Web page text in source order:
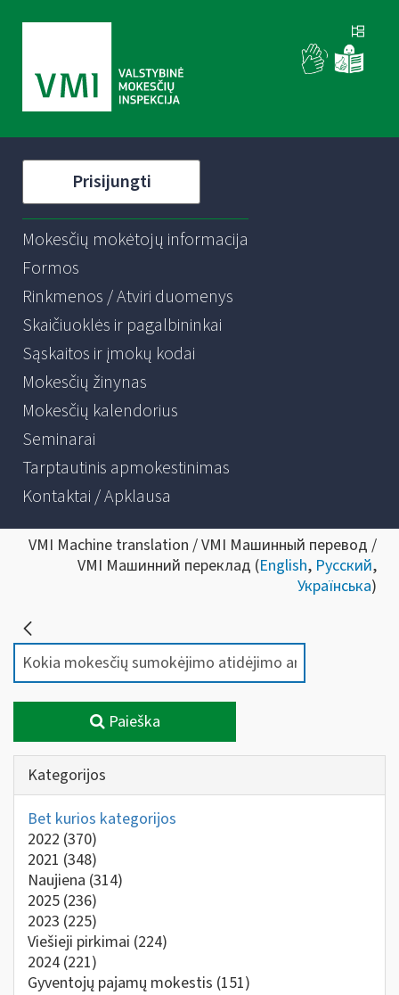
Prisijungti
Mokesčių mokėtojų informacija
Formos
Rinkmenos / Atviri duomenys
Skaičiuoklės ir pagalbininkai
Sąskaitos ir įmokų kodai
Mokesčių žinynas
Mokesčių kalendorius
Seminarai
Tarptautinis apmokestinimas
Kontaktai / Apklausa
VMI Machine translation / VMI Машинный перевод /
VMI Машинний переклад (English, Русский,
Українська)
Paieška
Kategorijos
Bet kurios kategorijos
2022 (370)
2021 (348)
Naujiena (314)
2025 (236)
2023 (225)
Viešieji pirkimai (224)
2024 (221)
Gyventojų pajamų mokestis (151)